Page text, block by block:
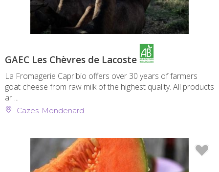
GAEC Les Chèvres de Lacoste
La Fromagerie Capribio offers over 30 years of farmers
goat cheese from raw milk of the highest quality. All products
ar ...
Cazes-Mondenard